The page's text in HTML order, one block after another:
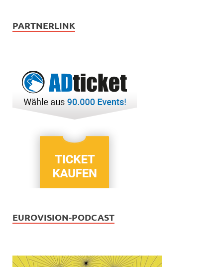
PARTNERLINK
EUROVISION-PODCAST